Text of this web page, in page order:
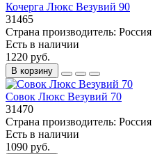
Кочерга Люкс Везувий 90
31465
Страна производитель: Россия
Есть в наличии
1220 руб.
В корзину
Совок Люкс Везувий 70
31470
Страна производитель: Россия
Есть в наличии
1090 руб.